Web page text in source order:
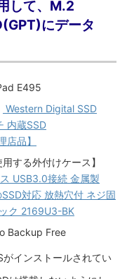
して、M.2
にデータ
E495
Western Digital SSD
内蔵SSD
品】
する外付けケース】
USB3.0接続 金属製
対応 放熱穴付 ネジ固
ク 2169U3-BK
Backup Free
インストールされてい